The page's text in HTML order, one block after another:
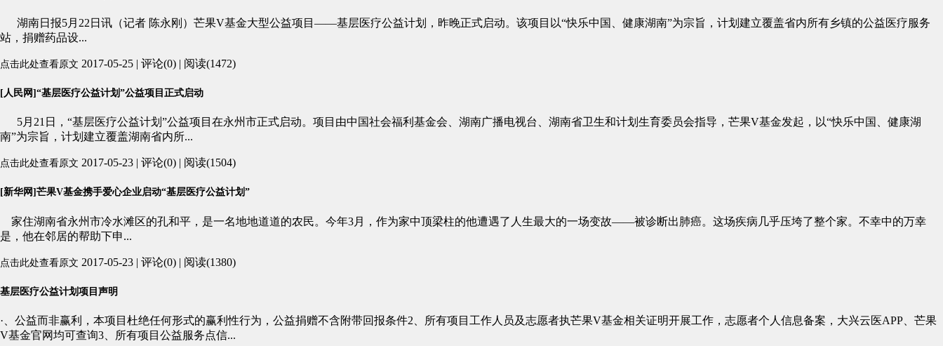
湖南日报5月22日讯（记者 陈永刚）芒果V基金大型公益项目——基层医疗公益计划，昨晚正式启动。该项目以“快乐中国、健康湖南”为宗旨，计划建立覆盖省内所有乡镇的公益医疗服务
站，捐赠药品设...
点击此处查看原文 2017-05-25 | 评论(0) | 阅读(1472)
[人民网]“基层医疗公益计划”公益项目正式启动
5月21日，“基层医疗公益计划”公益项目在永州市正式启动。项目由中国社会福利基金会、湖南广播电视台、湖南省卫生和计划生育委员会指导，芒果V基金发起，以“快乐中国、健康湖
南”为宗旨，计划建立覆盖湖南省内所...
点击此处查看原文 2017-05-23 | 评论(0) | 阅读(1504)
[新华网]芒果V基金携手爱心企业启动“基层医疗公益计划”
家住湖南省永州市冷水滩区的孔和平，是一名地地道道的农民。今年3月，作为家中顶梁柱的他遭遇了人生最大的一场变故——被诊断出肺癌。这场疾病几乎压垮了整个家。不幸中的万幸
是，他在邻居的帮助下申...
点击此处查看原文 2017-05-23 | 评论(0) | 阅读(1380)
基层医疗公益计划项目声明
·、公益而非赢利，本项目杜绝任何形式的赢利性行为，公益捐赠不含附带回报条件2、所有项目工作人员及志愿者执芒果V基金相关证明开展工作，志愿者个人信息备案，大兴云医APP、芒果
V基金官网均可查询3、所有项目公益服务点信...